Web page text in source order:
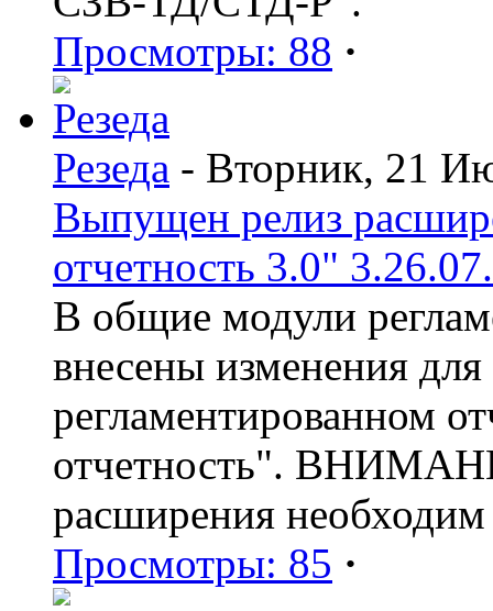
Просмотры: 88 ·
Резеда - Вторник, 21
Выпущен релиз
отчетность 3.0"
В общие модули
внесены изменения
регламентированном
отчетность".
расширения необходим
Просмотры: 85 ·